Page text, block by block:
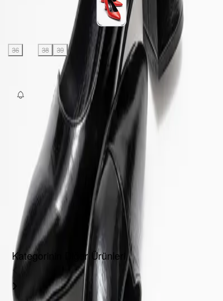
36 38 39
SEPETE EKLE
Fırsat Kombini Componenti Buraya Gelecek
ÜRÜN HAKKINDA
TAKSIT SEÇENEKLERI
YORUMLAR
AKSESUARLAR
Kategorinin Diğer Ürünleri